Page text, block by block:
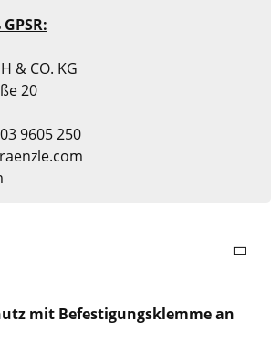
& CO. KG
20
9605 250
mit Befestigungsklemme an